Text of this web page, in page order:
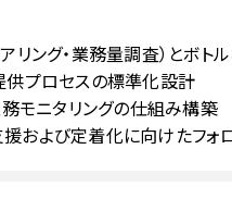
ング・業務量調査）とボト
プロセスの標準化設計
モニタリングの仕組み構築
および定着化に向けたフォ